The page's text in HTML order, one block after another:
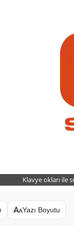
Klavye okları ile
Yazı Boyutu